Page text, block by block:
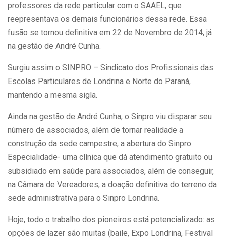
professores da rede particular com o SAAEL, que
reepresentava os demais funcionários dessa rede. Essa
fusão se tornou definitiva em 22 de Novembro de 2014, já
na gestão de André Cunha.
Surgiu assim o SINPRO – Sindicato dos Profissionais das
Escolas Particulares de Londrina e Norte do Paraná,
mantendo a mesma sigla.
Ainda na gestão de André Cunha, o Sinpro viu disparar seu
número de associados, além de tornar realidade a
construção da sede campestre, a abertura do Sinpro
Especialidade- uma clínica que dá atendimento gratuito ou
subsidiado em saúde para associados, além de conseguir,
na Câmara de Vereadores, a doação definitiva do terreno da
sede administrativa para o Sinpro Londrina.
Hoje, todo o trabalho dos pioneiros está potencializado: as
opções de lazer são muitas (baile, Expo Londrina, Festival